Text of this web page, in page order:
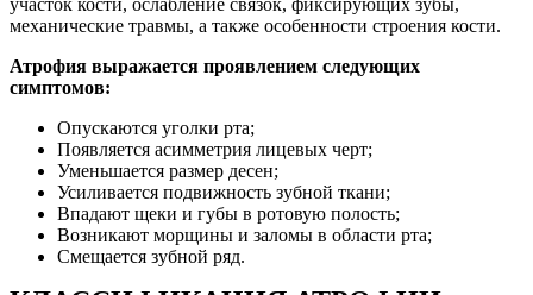
участок кости, ослабление связок, фиксирующих зубы,
механические травмы, а также особенности строения кости.
Атрофия выражается проявлением следующих
симптомов:
Опускаются уголки рта;
Появляется асимметрия лицевых черт;
Уменьшается размер десен;
Усиливается подвижность зубной ткани;
Впадают щеки и губы в ротовую полость;
Возникают морщины и заломы в области рта;
Смещается зубной ряд.